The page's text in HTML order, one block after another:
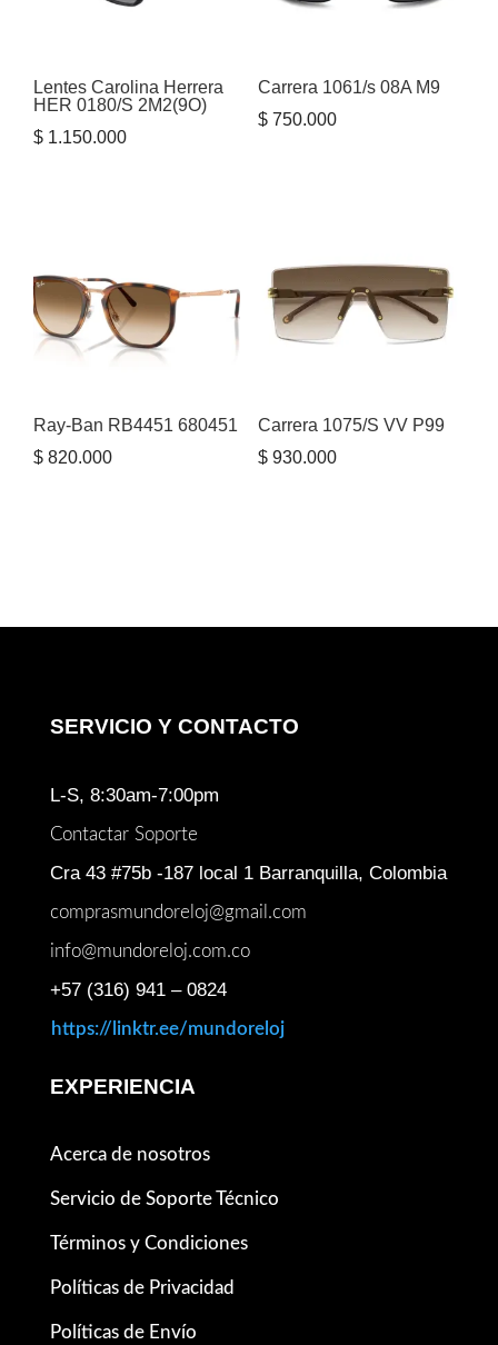
Lentes Carolina Herrera
HER 0180/S 2M2(9O)
$ 1.150.000
Carrera 1061/s 08A M9
$750.000
Ray-Ban RB4451 680451
$ 820.000
Carrera 1075/S VV P99
$930.000
SERVICIO Y CONTACTO
L-S, 8:30am-7:00pm
Contactar Soporte
Cra 43 #75b -187 local 1 Barranquilla, Colombia
comprasmundoreloj@gmail.com
info@mundoreloj.com.co
+57 (316) 941 – 0824
https://linktr.ee/mundoreloj
EXPERIENCIA
Acerca de nosotros
Servicio de Soporte Técnico
Términos y Condiciones
Políticas de Privacidad
Políticas de Envío